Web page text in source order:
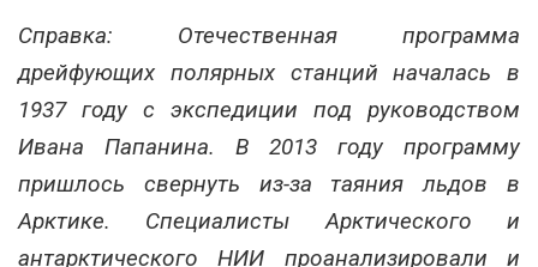
Справка: Отечественная программа
дрейфующих полярных станций началась в
1937 году с экспедиции под руководством
Ивана Папанина. В 2013 году программу
пришлось свернуть из-за таяния льдов в
Арктике. Специалисты Арктического и
антарктического НИИ проанализировали и